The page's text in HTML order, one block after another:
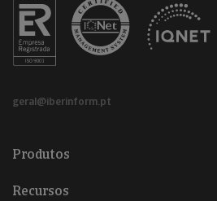
geral@iberinform.pt
Produtos
Recursos